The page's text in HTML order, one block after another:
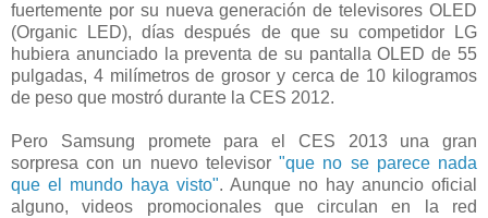
fuertemente por su nueva generación de televisores OLED
(Organic LED), días después de que su competidor LG
hubiera anunciado la preventa de su pantalla OLED de 55
pulgadas, 4 milímetros de grosor y cerca de 10 kilogramos
de peso que mostró durante la CES 2012.
Pero Samsung promete para el CES 2013 una gran
sorpresa con un nuevo televisor"que no se parece nada
que el mundo haya visto". Aunque no hay anuncio oficial
alguno, videos promocionales que circulan en la red